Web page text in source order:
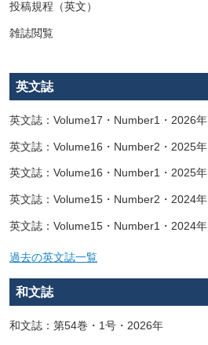
投稿規程（英文）
雑誌閲覧
英文誌
英文誌：Volume17・Number1・2026年
英文誌：Volume16・Number2・2025年
英文誌：Volume16・Number1・2025年
英文誌：Volume15・Number2・2024年
英文誌：Volume15・Number1・2024年
過去の英文誌一覧
和文誌
和文誌：第54巻・1号・2026年